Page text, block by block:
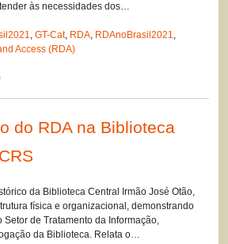
às necessidades dos…
, GT-Cat, RDA, RDAnoBrasil2021,
Access (RDA)
do RDA na Biblioteca
da Biblioteca Central Irmão José Otão,
física e organizacional, demonstrando
de Tratamento da Informação,
da Biblioteca. Relata o…